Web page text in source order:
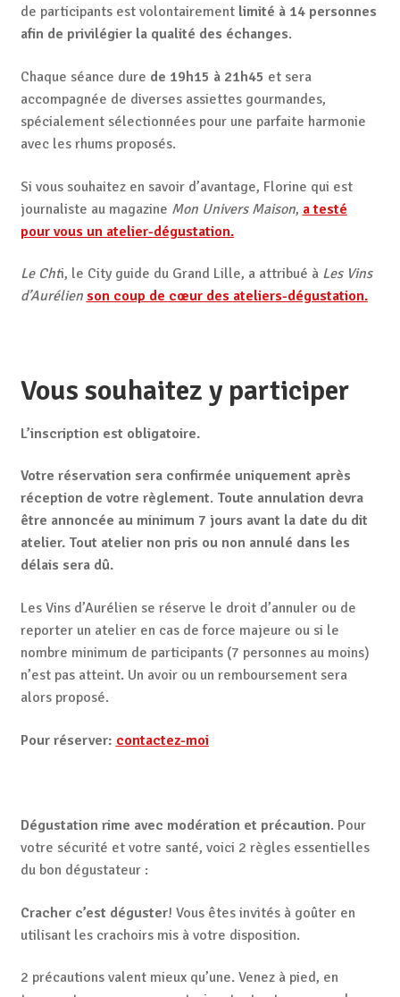
de participants est volontairement limité à 14 personnes
afin de privilégier la qualité des échanges.
Chaque séance dure de 19h15 à 21h45 et sera
accompagnée de diverses assiettes gourmandes,
spécialement sélectionnées pour une parfaite harmonie
avec les rhums proposés.
Si vous souhaitez en savoir d’avantage, Florine qui est
journaliste au magazine Mon Univers Maison, a testé
pour vous un atelier-dégustation.
Le Chti, le City guide du Grand Lille, a attribué à Les Vins
d’Aurélien son coup de cœur des ateliers-dégustation.
Vous souhaitez y participer
L’inscription est obligatoire.
Votre réservation sera confirmée uniquement après
réception de votre règlement. Toute annulation devra
être annoncée au minimum 7 jours avant la date du dit
atelier. Tout atelier non pris ou non annulé dans les
délais sera dû.
Les Vins d’Aurélien se réserve le droit d’annuler ou de
reporter un atelier en cas de force majeure ou si le
nombre minimum de participants (7 personnes au moins)
n’est pas atteint. Un avoir ou un remboursement sera
alors proposé.
Pour réserver: contactez-moi
Dégustation rime avec modération et précaution. Pour
votre sécurité et votre santé, voici 2 règles essentielles
du bon dégustateur :
Cracher c’est déguster! Vous êtes invités à goûter en
utilisant les crachoirs mis à votre disposition.
2 précautions valent mieux qu’une. Venez à pied, en